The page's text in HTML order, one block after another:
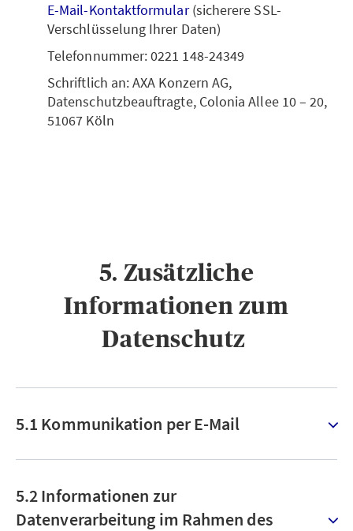
E-Mail-Kontaktformular(sicherere SSL-
Verschlüsselung Ihrer Daten)
Telefonnummer: 0221 148-24349
Schriftlich an: AXA Konzern AG,
Datenschutzbeauftragte, Colonia Allee 10 – 20,
51067 Köln
5. Zusätzliche
Informationen zum
Datenschutz ​
5.1 Kommunikation per E-Mail
5.2 Informationen zur
Datenverarbeitung im Rahmen des